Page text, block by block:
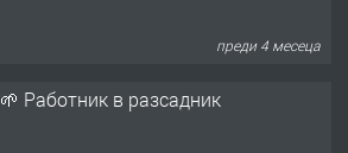
преди 4 месеца
🌱 Работник в разсадник